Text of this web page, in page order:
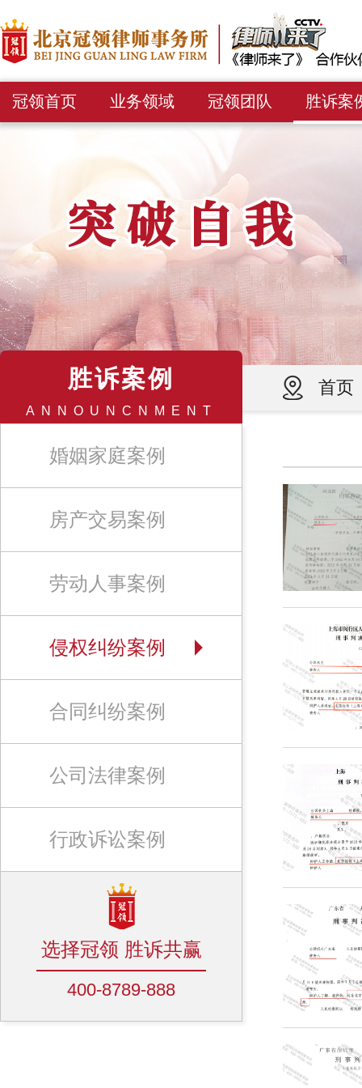
冠领首页 业务领域 冠领团队 胜诉案
首页
胜诉案例
ANNOUNCNMENT
婚姻家庭案例
房产交易案例
劳动人事案例
侵权纠纷案例
合同纠纷案例
公司法律案例
行政诉讼案例
选择冠领 胜诉共赢
400-8789-888